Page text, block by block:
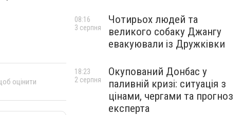
оцінити
Чотирьох людей та
великого собаку Джангу
евакуювали із Дружківки
08:16
3 серпня
Окупований Донбас у
паливній кризі: ситуація з
цінами, чергами та прогноз
експерта
18:23
2 серпня